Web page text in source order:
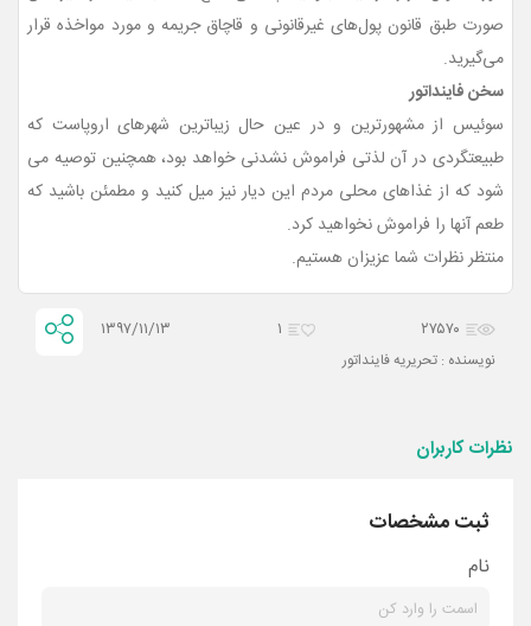
صورت طبق قانون پول‌های غیرقانونی و قاچاق جریمه و مورد مواخذه قرار
می‌گیرید.
سخن فاینداتور
سوئیس از مشهورترین و در عین حال زیباترین شهرهای اروپاست که
طبیعتگردی در آن لذتی فراموش نشدنی خواهد بود، همچنین توصیه می
شود که از غذاهای محلی مردم این دیار نیز میل کنید و مطمئن باشید که
طعم آنها را فراموش نخواهید کرد.
منتظر نظرات شما عزیزان هستیم.
۲۷۵۷۰ ۱ ۱۳۹۷/۱۱/۱۳
نویسنده : تحریریه فاینداتور
نظرات کاربران
ثبت مشخصات
نام